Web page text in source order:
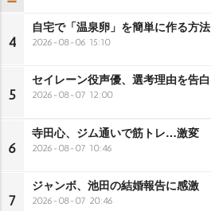
4
自宅で「温泉卵」を簡単に作る方法
2026-08-06 15:10
5
セイレーン役声優、選考理由を告白
2026-08-07 12:00
6
寺田心、ジム通いで筋トレ…激変
2026-08-07 10:46
7
ジャンボ、池田の結婚報告に感激
2026-08-07 20:46